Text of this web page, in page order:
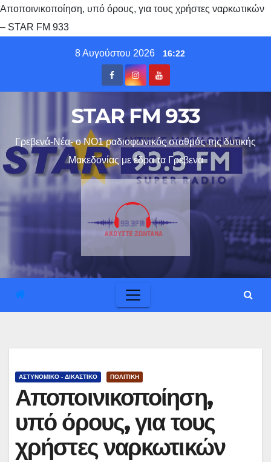
Αποποινικοποίηση, υπό όρους, για τους χρήστες ναρκωτικών
– STAR FM 933
8 Αυγούστου 2026 16:22
STAR FM 933
Γρεβενά-Νέα- ο ΝΟ1 ραδιοφωνικός σταθμός της δυτικής
Μακεδονίας με έδρα τα Γρεβενα
ΑΣΤΥΝΟΜΙΚΟ - ΔΙΚΑΣΤΙΚΟ ΠΟΛΙΤΙΚΗ
Αποποινικοποίηση,
υπό όρους, για τους
χρήστες ναρκωτικών